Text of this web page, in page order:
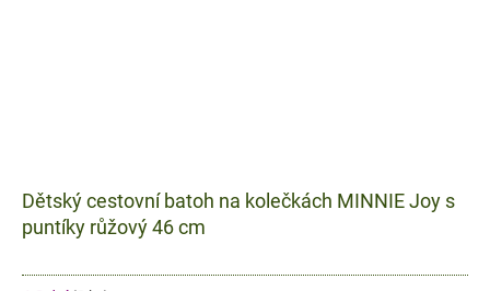
Dětský cestovní batoh na kolečkách MINNIE Joy s
puntíky růžový 46 cm